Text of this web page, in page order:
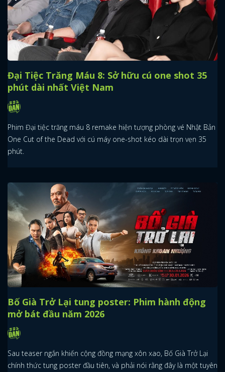
Đại Tiệc Trăng Máu 8: Sở hữu cú one shot 35
phút dài nhất Việt Nam
Phim Đại tiệc trăng máu 8 remake hiện tượng phòng vé Nhật Bản
One Cut of the Dead với cú máy one-shot kéo dài trọn vẹn 35
phút.
Bố Già Trở Lại tung poster: Phim hành động
mở bát đầu năm 2026
Sau teaser ngắn khiến cộng đồng mạng xôn xao, Bố Già Trở Lại
chính thức tung poster đầu tiên, và phải nói rằng đây là một tuyên